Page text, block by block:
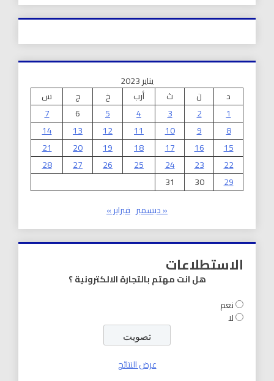
يناير 2023
د
ن ث أرب خ ج
س
1
2
3
4
5
6
7
8
9
10
11
12
13
14
15
16
17
18
19
20
21
22
23
24
25
26
27
28
29
30
31
« ديسمبر فبراير »
الاستطلاعات
هل انت مهتم بالتجارة الالكترونية ؟
نعم
لا
عرض النتائج